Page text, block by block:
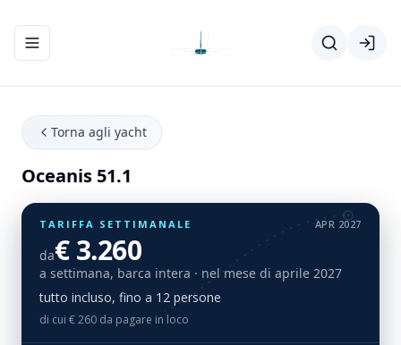
Apri/chiudi menu di navigazione
Torna agli yacht
Oceanis 51.1
TARIFFA SETTIMANALE APR 2027
da€ 3.260
a settimana, barca intera · nel mese di aprile 2027
tutto incluso, fino a 12 persone
di cui € 260 da pagare in loco